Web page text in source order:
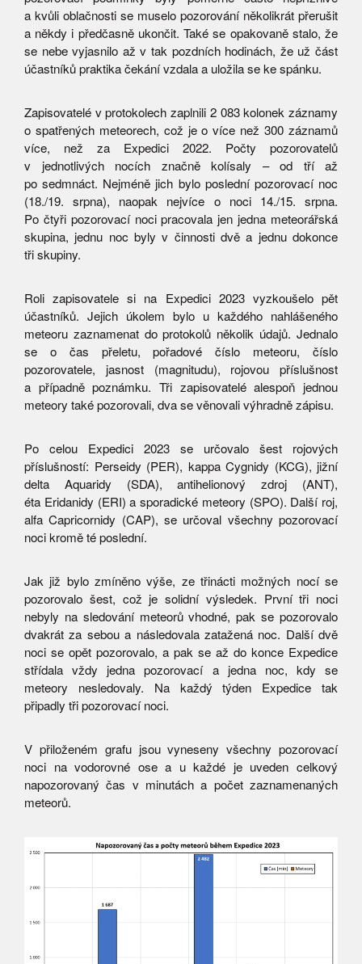
a kvůli oblačnosti se muselo pozorování několikrát přerušit
a někdy i předčasně ukončit. Také se opakovaně stalo, že
se nebe vyjasnilo až v tak pozdních hodinách, že už část
účastníků praktika čekání vzdala a uložila se ke spánku.
Zapisovatelé v protokolech zaplnili 2 083 kolonek záznamy
o spatřených meteorech, což je o více než 300 záznamů
více, než za Expedici 2022. Počty pozorovatelů
v jednotlivých nocích značně kolísaly – od tří až
po sedmnáct. Nejméně jich bylo poslední pozorovací noc
(18./19. srpna), naopak nejvíce o noci 14./15. srpna.
Po čtyři pozorovací noci pracovala jen jedna meteorářská
skupina, jednu noc byly v činnosti dvě a jednu dokonce
tři skupiny.
Roli zapisovatele si na Expedici 2023 vyzkoušelo pět
účastníků. Jejich úkolem bylo u každého nahlášeného
meteoru zaznamenat do protokolů několik údajů. Jednalo
se o čas přeletu, pořadové číslo meteoru, číslo
pozorovatele, jasnost (magnitudu), rojovou příslušnost
a případně poznámku. Tři zapisovatelé alespoň jednou
meteory také pozorovali, dva se věnovali výhradně zápisu.
Po celou Expedici 2023 se určovalo šest rojových
příslušností: Perseidy (PER), kappa Cygnidy (KCG), jižní
delta Aquaridy (SDA), antihelionový zdroj (ANT),
éta Eridanidy (ERI) a sporadické meteory (SPO). Další roj,
alfa Capricornidy (CAP), se určoval všechny pozorovací
noci kromě té poslední.
Jak již bylo zmíněno výše, ze třinácti možných nocí se
pozorovalo šest, což je solidní výsledek. První tři noci
nebyly na sledování meteorů vhodné, pak se pozorovalo
dvakrát za sebou a následovala zatažená noc. Další dvě
noci se opět pozorovalo, a pak se až do konce Expedice
střídala vždy jedna pozorovací a jedna noc, kdy se
meteory nesledovaly. Na každý týden Expedice tak
připadly tři pozorovací noci.
V přiloženém grafu jsou vyneseny všechny pozorovací
noci na vodorovné ose a u každé je uveden celkový
napozorovaný čas v minutách a počet zaznamenaných
meteorů.